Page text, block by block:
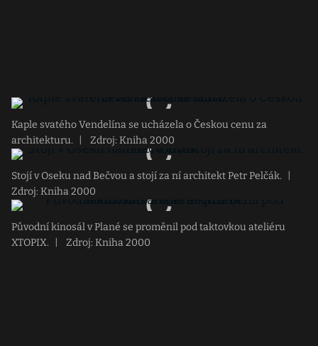
Kaple svatého Vendelína se ucházela o Českou cenu za
architekturu.
Zdroj: Kniha 2000
Stojí v Oseku nad Bečvou a stojí za ní architekt Petr Pelčák.
Zdroj: Kniha 2000
Původní kinosál v Plané se proměnil pod taktovkou ateliéru
XTOPIX.
Zdroj: Kniha 2000